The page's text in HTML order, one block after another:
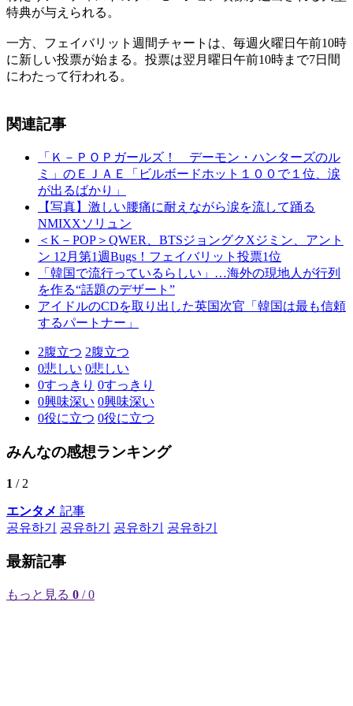
特典が与えられる。
一方、フェイバリット週間チャートは、毎週火曜日午前10時
に新しい投票が始まる。投票は翌月曜日午前10時まで7日間
にわたって行われる。
関連記事
「Ｋ－ＰＯＰガールズ！ デーモン・ハンターズのル
ミ」のＥＪＡＥ「ビルボードホット１００で１位、涙
が出るばかり」
【写真】激しい腰痛に耐えながら涙を流して踊る
NMIXXソリュン
＜K－POP＞QWER、BTSジョングクXジミン、アント
ン 12月第1週Bugs！フェイバリット投票1位
「韓国で流行っているらしい」…海外の現地人が行列
を作る“話題のデザート”
アイドルのCDを取り出した英国次官「韓国は最も信頼
するパートナー」
2腹立つ 2腹立つ
0悲しい 0悲しい
0すっきり 0すっきり
0興味深い 0興味深い
0役に立つ 0役に立つ
みんなの感想ランキング
1 / 2
エンタメ 記事
공유하기
공유하기 공유하기 공유하기
最新記事
もっと見る 0 / 0